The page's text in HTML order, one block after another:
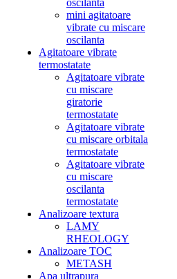
oscilanta
mini agitatoare
vibrate cu miscare
oscilanta
Agitatoare vibrate
termostatate
Agitatoare vibrate
cu miscare
giratorie
termostatate
Agitatoare vibrate
cu miscare orbitala
termostatate
Agitatoare vibrate
cu miscare
oscilanta
termostatate
Analizoare textura
LAMY
RHEOLOGY
Analizoare TOC
METASH
Apa ultrapura